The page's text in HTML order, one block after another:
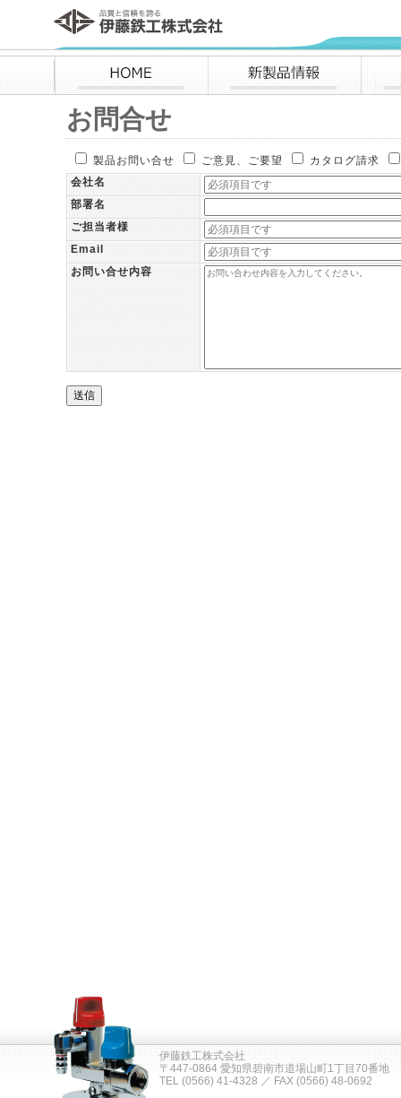
伊藤鉄工株式会社
HOME 新製品情報
お問合せ
製品お問い合せ ご意見、ご要望
カタログ請求
会社名
部署名
ご担当者様
Email
お問い合せ内容
伊藤鉄工株式会社
〒447-0864 愛知県碧南市道場山町1丁目70番地
TEL (0566) 41-4328 ／ FAX (0566) 48-0692